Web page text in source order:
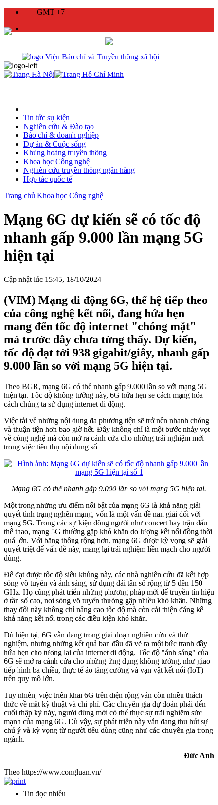
GMT +7
Tin tức sự kiện
Nghiên cứu & Đào tạo
Báo chí & doanh nghiệp
Dự án & Cuộc sống
Khủng hoảng truyền thông
Khoa học Công nghệ
Nghiên cứu truyền thông ngân hàng
Hợp tác quốc tế
Trang chủ Khoa học Công nghệ
Mạng 6G dự kiến sẽ có tốc độ
nhanh gấp 9.000 lần mạng 5G
hiện tại
Cập nhật lúc 15:45, 18/10/2024
(VIM) Mạng di động 6G, thế hệ tiếp theo
của công nghệ kết nối, đang hứa hẹn
mang đến tốc độ internet "chóng mặt"
mà trước đây chưa từng thấy. Dự kiến,
tốc độ đạt tới 938 gigabit/giây, nhanh gấp
9.000 lần so với mạng 5G hiện tại.
Theo BGR, mạng 6G có thể nhanh gấp 9.000 lần so với mạng 5G
hiện tại. Tốc độ không tưởng này, 6G hứa hẹn sẽ cách mạng hóa
cách chúng ta sử dụng internet di động.
Việc tải về những nội dung đa phương tiện sẽ trở nên nhanh chóng
và thuận tiện hơn bao giờ hết. Đây không chỉ là một bước nhảy vọt
về công nghệ mà còn mở ra cánh cửa cho những trải nghiệm mới
trong việc tiêu thụ nội dung số.
Mạng 6G có thể nhanh gấp 9.000 lần so với mạng 5G hiện tại.
Một trong những ưu điểm nổi bật của mạng 6G là khả năng giải
quyết tình trạng nghẽn mạng, vốn là một vấn đề nan giải đối với
mạng 5G. Trong các sự kiện đông người như concert hay trận đấu
thể thao, mạng 5G thường gặp khó khăn do lượng kết nối đồng thời
quá lớn. Với băng thông rộng hơn, mạng 6G được kỳ vọng sẽ giải
quyết triệt để vấn đề này, mang lại trải nghiệm liền mạch cho người
dùng.
Để đạt được tốc độ siêu khủng này, các nhà nghiên cứu đã kết hợp
sóng vô tuyến và ánh sáng, sử dụng dải tần số rộng từ 5 đến 150
GHz. Họ cũng phát triển những phương pháp mới để truyền tín hiệu
ở tần số cao, nơi sóng vô tuyến thường gặp nhiều khó khăn. Những
thay đổi này không chỉ nâng cao tốc độ mà còn cải thiện đáng kể
khả năng kết nối trong các điều kiện khó khăn.
Dù hiện tại, 6G vẫn đang trong giai đoạn nghiên cứu và thử
nghiệm, nhưng những kết quả ban đầu đã vẽ ra một bức tranh đầy
hứa hẹn cho tương lai của internet di động. Tốc độ "ánh sáng" của
6G sẽ mở ra cánh cửa cho những ứng dụng không tưởng, như giao
tiếp hình ba chiều, thực tế ảo tăng cường và vạn vật kết nối (IoT)
trên quy mô lớn.
Tuy nhiên, việc triển khai 6G trên diện rộng vẫn còn nhiều thách
thức về mặt kỹ thuật và chi phí. Các chuyên gia dự đoán phải đến
cuối thập kỷ này, người dùng mới có thể thực sự trải nghiệm sức
mạnh của mạng 6G. Dù vậy, sự phát triển này vẫn đang thu hút sự
chú ý và kỳ vọng từ người tiêu dùng cũng như các chuyên gia trong
ngành.
Đức Anh
Theo https://www.congluan.vn/
Tin đọc nhiều